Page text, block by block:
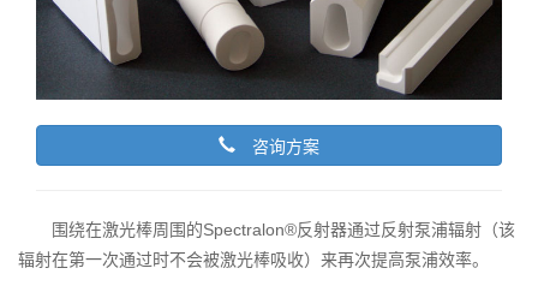
咨询方案
围绕在激光棒周围的Spectralon®反射器通过反射泵浦辐射（该
辐射在第一次通过时不会被激光棒吸收）来再次提高泵浦效率。